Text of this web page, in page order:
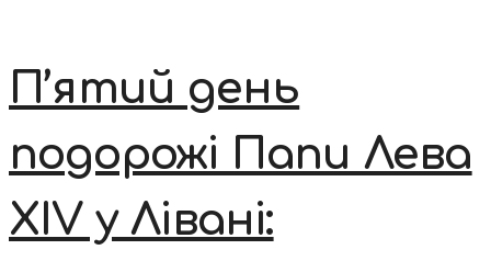
П’ятий день
подорожі Папи Лева
XIV у Лівані: